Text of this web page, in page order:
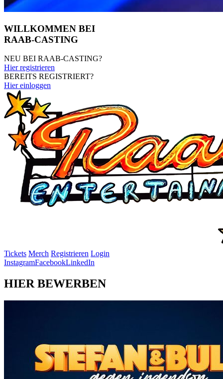
WILLKOMMEN BEI
RAAB-CASTING
NEU BEI RAAB-CASTING?
Hier registrieren
BEREITS REGISTRIERT?
Hier einloggen
Tickets Merch Registrieren Login
InstagramFacebookLinkedIn
HIER BEWERBEN